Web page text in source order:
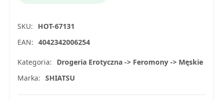
SKU:
HOT-67131
EAN: 4042342006254
Kategoria:
Drogeria Erotyczna -> Feromony -> Męskie
Marka: SHIATSU